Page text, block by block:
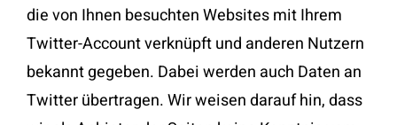
die von Ihnen besuchten Websites mit Ihrem
Twitter-Account verknüpft und anderen Nutzern
bekannt gegeben. Dabei werden auch Daten an
Twitter übertragen. Wir weisen darauf hin, dass